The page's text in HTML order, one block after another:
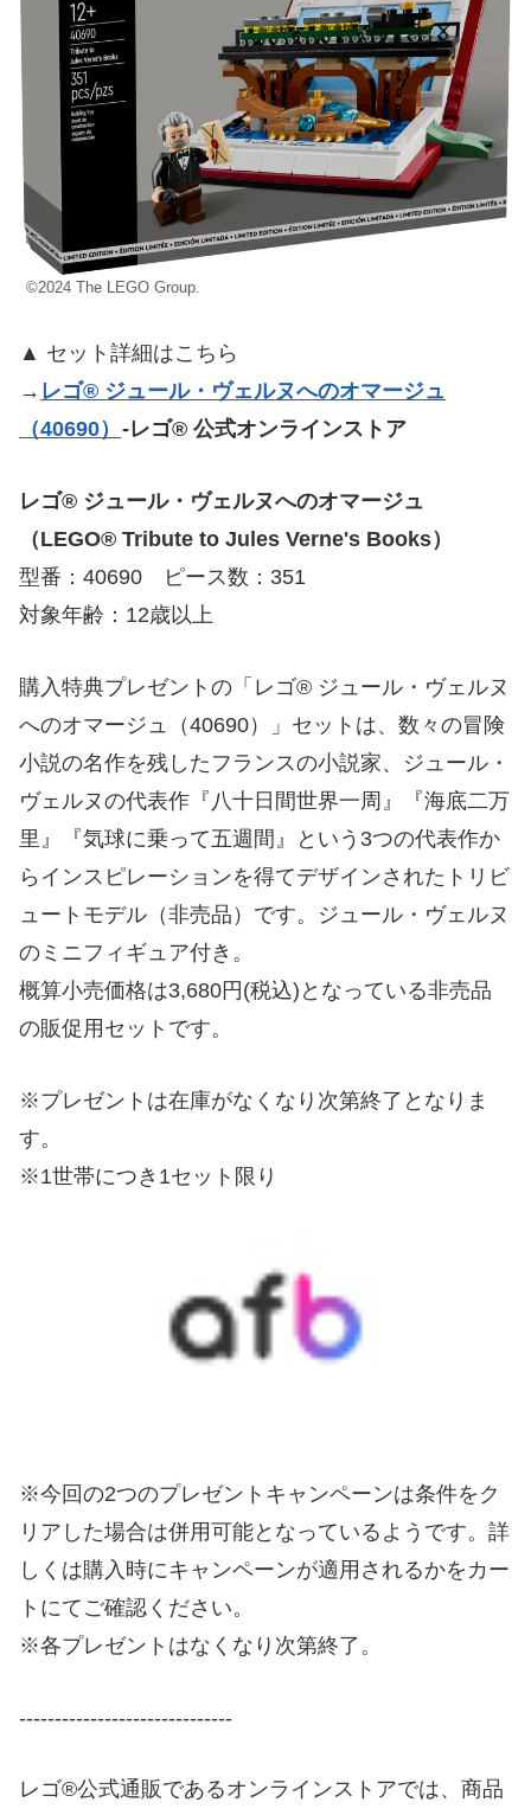
©2024 The LEGO Group.
▲ セット詳細はこちら
→ レゴ® ジュール・ヴェルヌへのオマージュ
（40690） -レゴ® 公式オンラインストア
レゴ® ジュール・ヴェルヌへのオマージュ
（LEGO® Tribute to Jules Verne's Books）
型番：40690 ピース数：351
対象年齢：12歳以上
購入特典プレゼントの「レゴ® ジュール・ヴェルヌ
へのオマージュ（40690）」セットは、数々の冒険
小説の名作を残したフランスの小説家、ジュール・
ヴェルヌの代表作『八十日間世界一周』『海底二万
里』『気球に乗って五週間』という3つの代表作か
らインスピレーションを得てデザインされたトリビ
ュートモデル（非売品）です。ジュール・ヴェルヌ
のミニフィギュア付き。
概算小売価格は3,680円(税込)となっている非売品
の販促用セットです。
※プレゼントは在庫がなくなり次第終了となりま
す。
※1世帯につき1セット限り
※今回の2つのプレゼントキャンペーンは条件をク
リアした場合は併用可能となっているようです。詳
しくは購入時にキャンペーンが適用されるかをカー
トにてご確認ください。
※各プレゼントはなくなり次第終了。
------------------------------
レゴ®公式通販であるオンラインストアでは、商品